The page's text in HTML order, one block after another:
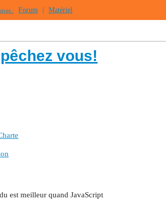
: Forum Matériel
vous!
est meilleur quand JavaScript